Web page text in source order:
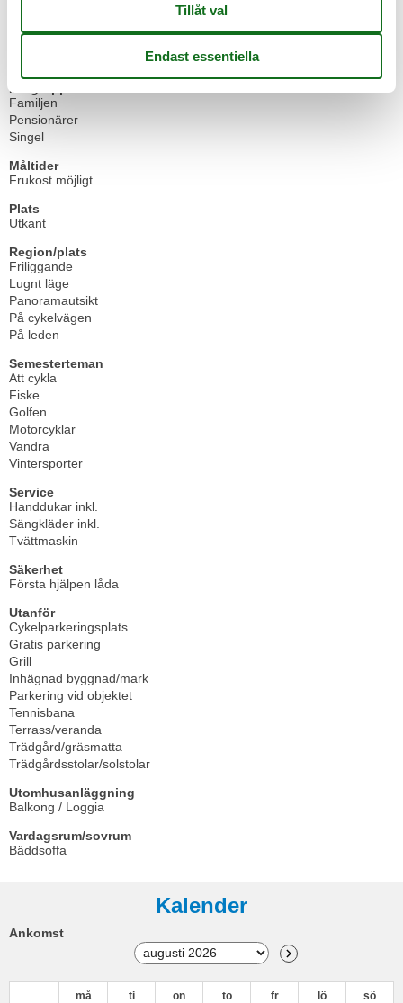
Målgrupp
Familjen
Pensionärer
Singel
Måltider
Frukost möjligt
Plats
Utkant
Region/plats
Friliggande
Lugnt läge
Panoramautsikt
På cykelvägen
På leden
Semesterteman
Att cykla
Fiske
Golfen
Motorcyklar
Vandra
Vintersporter
Service
Handdukar inkl.
Sängkläder inkl.
Tvättmaskin
Säkerhet
Första hjälpen låda
Utanför
Cykelparkeringsplats
Gratis parkering
Grill
Inhägnad byggnad/mark
Parkering vid objektet
Tennisbana
Terrass/veranda
Trädgård/gräsmatta
Trädgårdsstolar/solstolar
Utomhusanläggning
Balkong / Loggia
Vardagsrum/sovrum
Bäddsoffa
Kalender
Ankomst
må ti on to fr lö sö